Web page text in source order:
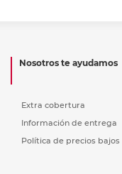
Nosotros te ayudamos
Extra cobertura
Información de entrega
Política de precios bajos